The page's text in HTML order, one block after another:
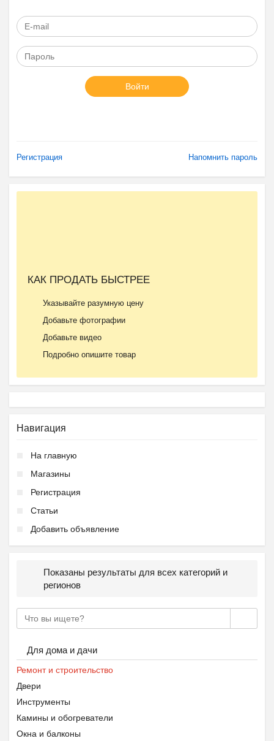
Войти
Регистрация Напомнить пароль
КАК ПРОДАТЬ БЫСТРЕЕ
Указывайте разумную цену
Добавьте фотографии
Добавьте видео
Подробно опишите товар
Навигация
На главную
Магазины
Регистрация
Статьи
Добавить объявление
Показаны результаты для всех категорий и
регионов
Для дома и дачи
Ремонт и строительство
Двери
Инструменты
Камины и обогреватели
Окна и балконы